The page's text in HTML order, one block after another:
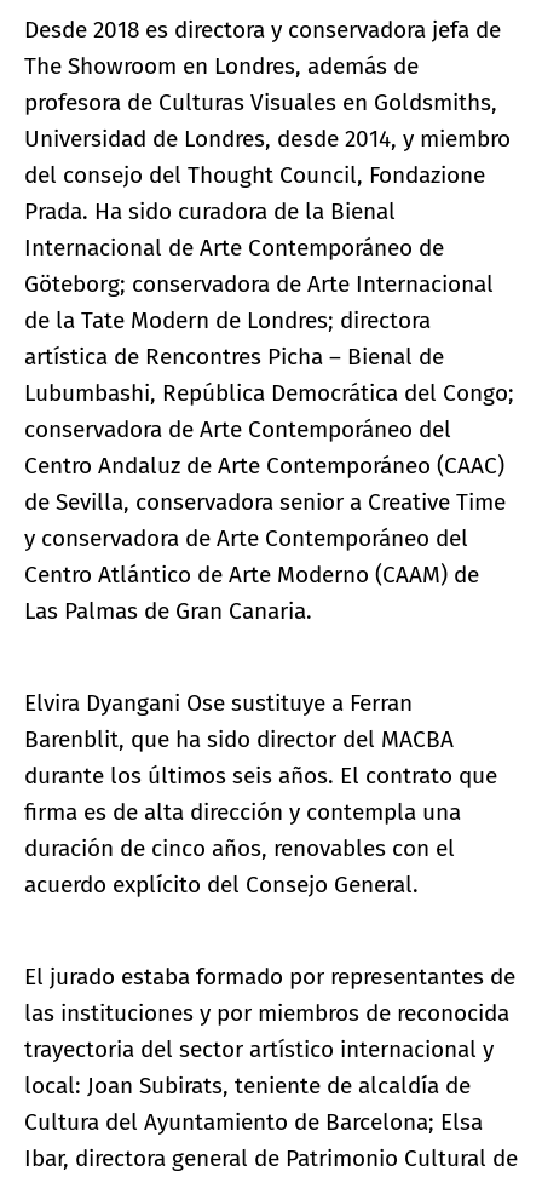
Desde 2018 es directora y conservadora jefa de
The Showroom en Londres, además de
profesora de Culturas Visuales en Goldsmiths,
Universidad de Londres, desde 2014, y miembro
del consejo del Thought Council, Fondazione
Prada. Ha sido curadora de la Bienal
Internacional de Arte Contemporáneo de
Göteborg; conservadora de Arte Internacional
de la Tate Modern de Londres; directora
artística de Rencontres Picha – Bienal de
Lubumbashi, República Democrática del Congo;
conservadora de Arte Contemporáneo del
Centro Andaluz de Arte Contemporáneo (CAAC)
de Sevilla, conservadora senior a Creative Time
y conservadora de Arte Contemporáneo del
Centro Atlántico de Arte Moderno (CAAM) de
Las Palmas de Gran Canaria.
Elvira Dyangani Ose sustituye a Ferran
Barenblit, que ha sido director del MACBA
durante los últimos seis años. El contrato que
firma es de alta dirección y contempla una
duración de cinco años, renovables con el
acuerdo explícito del Consejo General.
El jurado estaba formado por representantes de
las instituciones y por miembros de reconocida
trayectoria del sector artístico internacional y
local: Joan Subirats, teniente de alcaldía de
Cultura del Ayuntamiento de Barcelona; Elsa
Ibar, directora general de Patrimonio Cultural de